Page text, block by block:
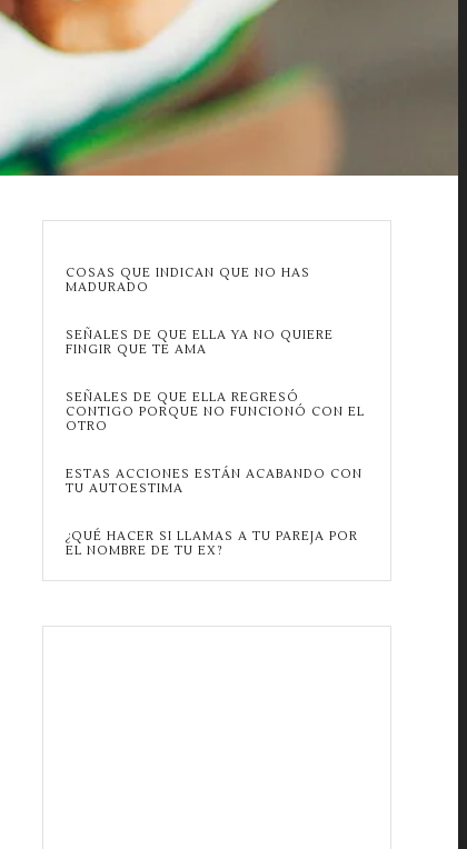
COSAS QUE INDICAN QUE NO HAS
MADURADO
SEÑALES DE QUE ELLA YA NO QUIERE
FINGIR QUE TE AMA
SEÑALES DE QUE ELLA REGRESÓ
CONTIGO PORQUE NO FUNCIONÓ CON EL
OTRO
ESTAS ACCIONES ESTÁN ACABANDO CON
TU AUTOESTIMA
¿QUÉ HACER SI LLAMAS A TU PAREJA POR
EL NOMBRE DE TU EX?